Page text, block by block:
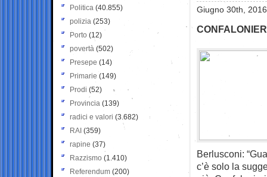
Giugno 30th,
Berlusconi:
c’è solo la
Politica (40.855)
polizia (253)
Porto (12)
povertà (502)
Presepe (14)
Primarie (149)
Prodi (52)
Provincia (139)
radici e valori (3.682)
RAI (359)
rapine (37)
Razzismo (1.410)
Referendum (200)